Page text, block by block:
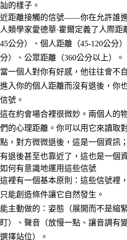
訕的樣子。
近距離接觸的信號——你在允許誰
人類學家愛德華·霍爾定義了人際
45公分）、個人距離（45-120公分
分）、公眾距離（360公分以上）。
當一個人對你有好感，他往往會不
進入你的個人距離而沒有退後，你
信號。
這在約會場合裡很微妙。兩個人的
們的心理距離。你可以用它來讀取
點，對方微微退後，這是一個資訊
有退後甚至也靠近了，這也是一個
如何有意識地運用這些信號
這裡有一個基本原則：這些信號裡
只能創造條件讓它自然發生。
能主動做的：姿態（展開而不是縮
盯）、聲音（放慢一點、讓音調有
選擇站位）。